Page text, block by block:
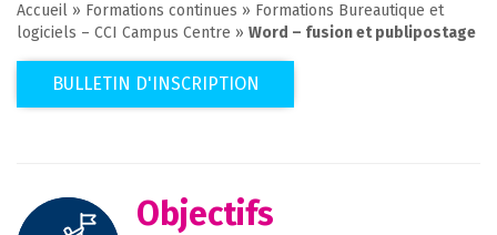
Accueil » Formations continues » Formations Bureautique et
logiciels – CCI Campus Centre » Word – fusion et publipostage
BULLETIN D'INSCRIPTION
Objectifs